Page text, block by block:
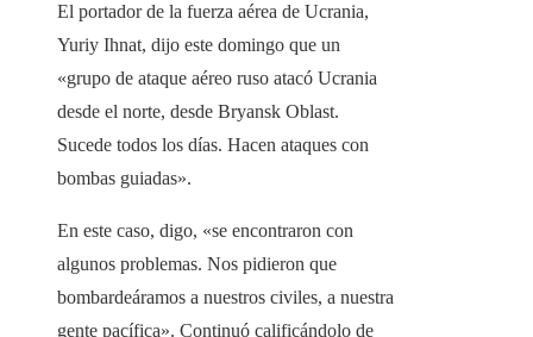
El portador de la fuerza aérea de Ucrania,
Yuriy Ihnat, dijo este domingo que un
«grupo de ataque aéreo ruso atacó Ucrania
desde el norte, desde Bryansk Oblast.
Sucede todos los días. Hacen ataques con
bombas guiadas».
En este caso, digo, «se encontraron con
algunos problemas. Nos pidieron que
bombardeáramos a nuestros civiles, a nuestra
gente pacífica». Continuó calificándolo de